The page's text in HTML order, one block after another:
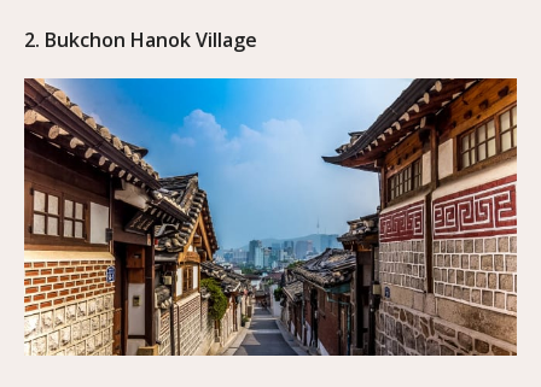
2. Bukchon Hanok Village